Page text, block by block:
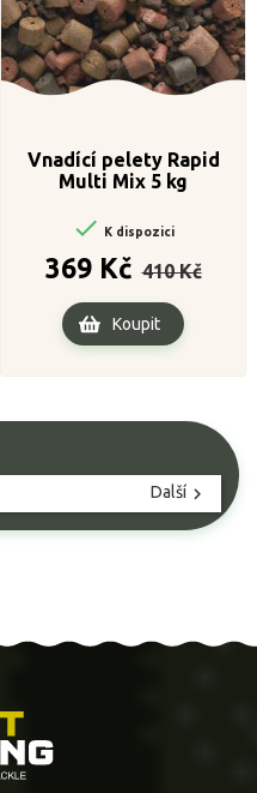
Vnadící pelety Rapid
Multi Mix 5 kg
 K dispozici
369 Kč cena
410 Kč
Cena
Koupit
Další 